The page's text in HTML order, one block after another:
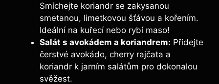
Smíchejte koriandr se zakysanou
smetanou, limetkovou šťávou a kořením.
Ideální na kuřecí nebo rybí maso!
Salát s avokádem a koriandrem: Přidejte
čerstvé avokádo, cherry rajčata a
koriandr k jarním salátům pro dokonalou
svěžest.